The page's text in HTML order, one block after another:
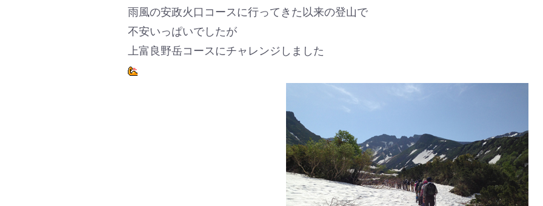
雨風の安政火口コースに行ってきた以来の登山で
不安いっぱいでしたが
上富良野岳コースにチャレンジしました